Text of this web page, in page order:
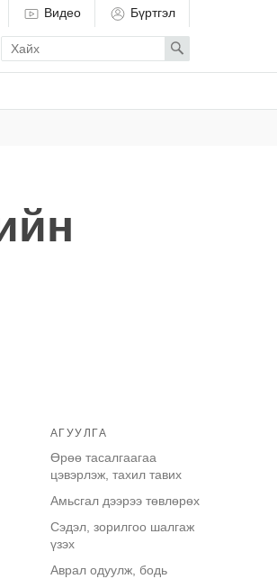
Видео Бүртгэл
Enter
search
term
Search
АГУУЛГА
Өрөө тасалгаагаа
цэвэрлэж, тахил тавих
Амьсгал дээрээ төвлөрөх
Сэдэл, зорилгоо шалгаж
үзэх
Аврал одуулж, бодь